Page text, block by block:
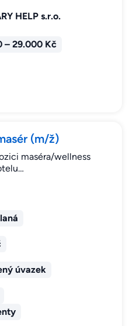
HELP s.r.o.
– 29.000 Kč
(m/ž)
maséra/wellness
úvazek